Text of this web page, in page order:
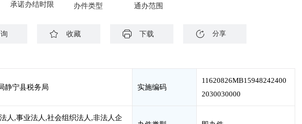
承诺办结时限
办件类型
通办范围
收藏 下载 分享
静宁县税务局 实施编码
11620826MB15948242400
2030030000
人,事业法人,社会组织法人,非法人企